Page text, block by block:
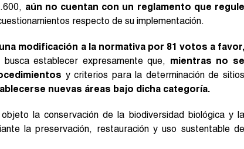
aún no cuentan con un reglamento que regule
respecto de su implementación.
modificación a la normativa por 81 votos a favor,
busca establecer expresamente que, mientras no se
y criterios para la determinación de sitios
nuevas áreas bajo dicha categoría.
la conservación de la biodiversidad biológica y la
la preservación, restauración y uso sustentable de